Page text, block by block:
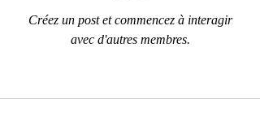
Créez un post et commencez à interagir
avec d'autres membres.